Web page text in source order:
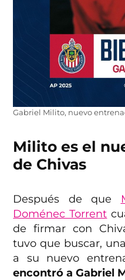
Gabriel Milito, nuevo
Milito es el
de Chivas
Después de que
Doménec Torrent
de firmar con
tuvo que buscar,
a su nuevo
encontró a Gabriel